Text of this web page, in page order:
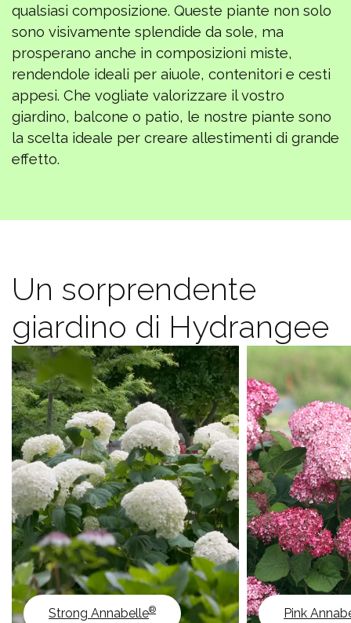
qualsiasi composizione. Queste piante non solo
sono visivamente splendide da sole, ma
prosperano anche in composizioni miste,
rendendole ideali per aiuole, contenitori e cesti
appesi. Che vogliate valorizzare il vostro
giardino, balcone o patio, le nostre piante sono
la scelta ideale per creare allestimenti di grande
effetto.
Un sorprendente
giardino di Hydrangee
Strong Annabelle® Pink